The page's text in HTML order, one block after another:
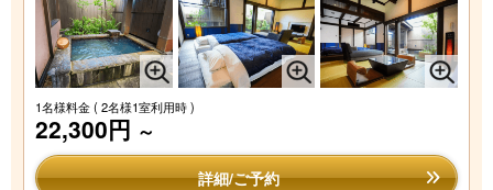
1名様料金( 2名様1室利用時 )
22,300円 ～
詳細/ご予約